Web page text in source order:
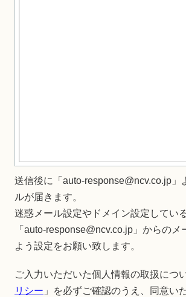
送信後に「auto-response@ncv.co.jp」
ルが届きます。
迷惑メール設定やドメイン設定してい
「auto-response@ncv.co.jp」からの
よう設定をお願い致します。
ご入力いただいた個人情報の取扱につ
リシー 」を必ずご確認のうえ、
同意い